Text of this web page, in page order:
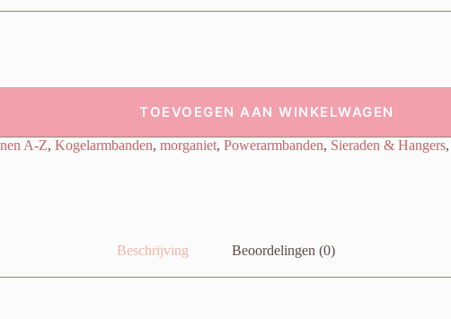
TOEVOEGEN AAN WINKELWAGEN
A-Z, Kogelarmbanden, morganiet, Powerarmbanden, Sieraden & Hangers,
Beschrijving Beoordelingen (0)